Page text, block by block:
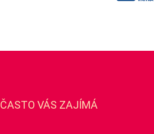
ČASTO VÁS ZAJÍMÁ